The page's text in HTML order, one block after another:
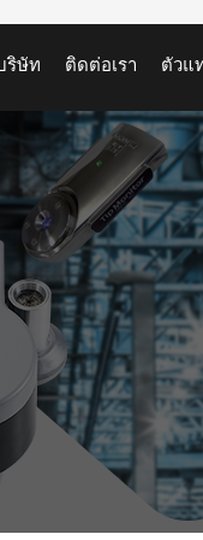
ริษัท ติดต่อเรา ตัวแ